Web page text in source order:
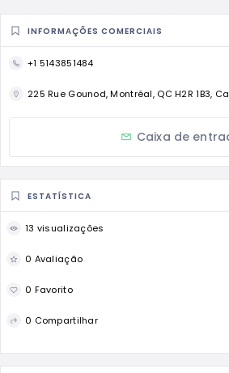
INFORMAÇÕES COMERCIAIS
+1 5143851484
225 Rue Gounod, Montréal, QC H2R 1B3,
Caixa de
ESTATÍSTICA
13 visualizações
0 Avaliação
0 Favorito
0 Compartilhar